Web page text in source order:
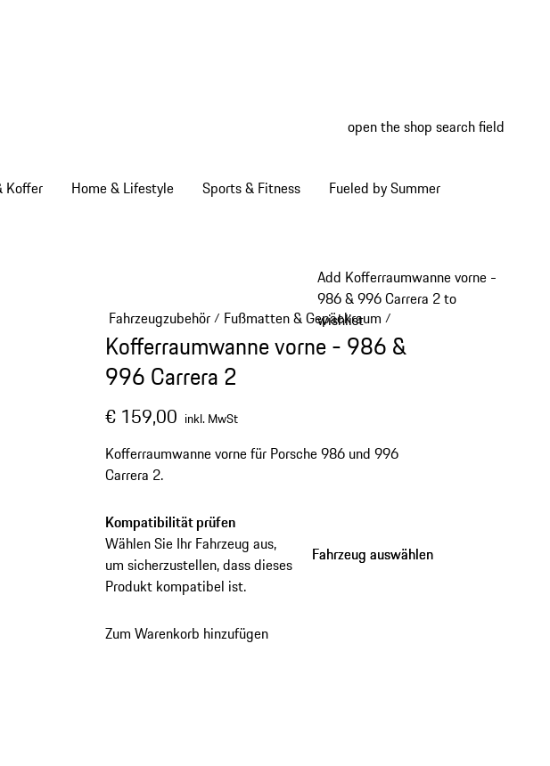
open the shop search field
Koffer Home & Lifestyle Sports & Fitness Fueled by Summer
Add Kofferraumwanne vorne -
986 & 996 Carrera 2 to
wishlist
Fahrzeugzubehör/ Fußmatten & Gepäckraum /
Kofferraumwanne vorne - 986 &
996 Carrera 2
€ 159,00 inkl. MwSt
Kofferraumwanne vorne für Porsche 986 und 996
Carrera 2.
Kompatibilität prüfen
Wählen Sie Ihr Fahrzeug aus,
um sicherzustellen, dass dieses
Produkt kompatibel ist.
Fahrzeug auswählen
Fahrzeug auswählen
Zum Warenkorb hinzufügen